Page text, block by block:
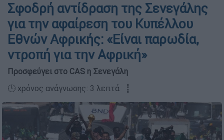
Σφοδρή αντίδραση της Σενεγάλης
για την αφαίρεση του Κυπέλλου
Εθνών Αφρικής: «Είναι παρωδία,
ντροπή για την Αφρική»
Προσφεύγει στο CAS η Σενεγάλη
🕛 χρόνος ανάγνωσης: 3 λεπτά ┋